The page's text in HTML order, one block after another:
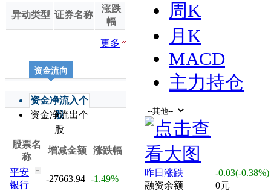
异动类型 证券名称
涨跌
幅
更多
资金流向
资金净流入个
股
资金净流出个
股
股票名
称
增减金额 涨跌幅
平安
银行
-27663.94 -1.49%
周K
月K
MACD
主力持仓
昨日涨跌
-0.03(-0.38%)
融资余额
0元